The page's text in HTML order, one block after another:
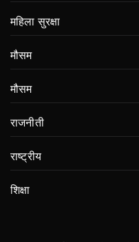
महिला सुरक्षा
मौसम
मौसम
राजनीती
राष्ट्रीय
शिक्षा